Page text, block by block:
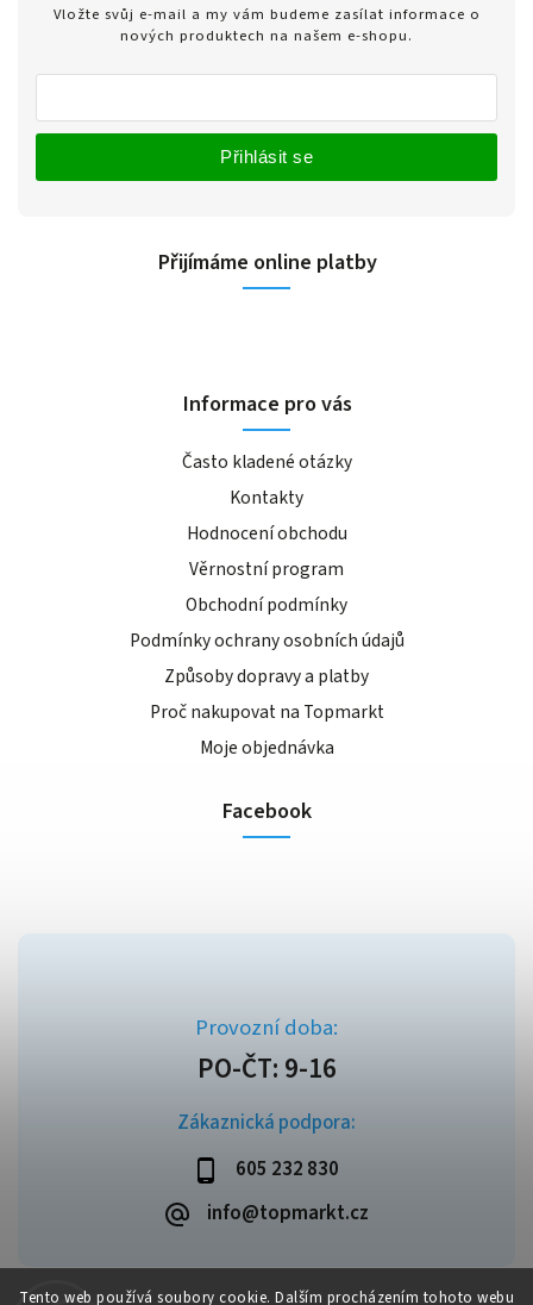
Tento web používá soubory cookie. Dalším procházením tohoto webu
Zákaznická podpora:
605 232 830
info@topmarkt.cz
Vložte svůj e-mail a my vám budeme zasílat informace o
nových produktech na našem e-shopu.
Přihlásit se
Přijímáme online platby
Informace pro vás
Často kladené otázky
Kontakty
Hodnocení obchodu
Věrnostní program
Obchodní podmínky
Podmínky ochrany osobních údajů
Způsoby dopravy a platby
Proč nakupovat na Topmarkt
Moje objednávka
Facebook